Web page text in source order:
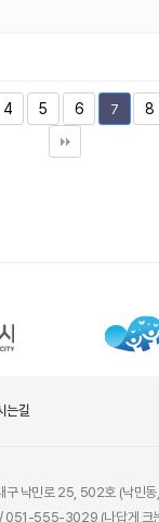
4 5 6 7 8
는길
낙민로 25, 502호 (낙민동
555-3029 (나답게 크